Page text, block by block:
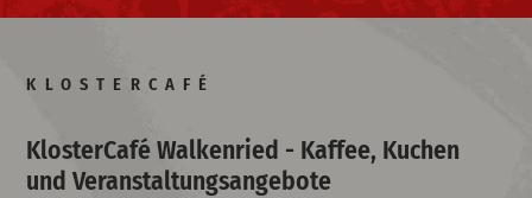
KLOSTERCAFÉ
KlosterCafé Walkenried - Kaffee, Kuchen
und Veranstaltungsangebote